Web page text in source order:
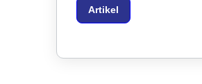
Artikel